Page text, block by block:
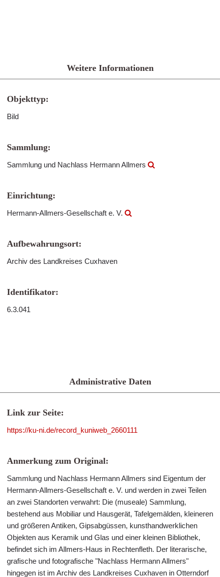
Weitere Informationen
Objekttyp:
Bild
Sammlung:
Sammlung und Nachlass Hermann Allmers
Einrichtung:
Hermann-Allmers-Gesellschaft e. V.
Aufbewahrungsort:
Archiv des Landkreises Cuxhaven
Identifikator:
6.3.041
Administrative Daten
Link zur Seite:
https://ku-ni.de/record_kuniweb_2660111
Anmerkung zum Original:
Sammlung und Nachlass Hermann Allmers sind Eigentum der
Hermann-Allmers-Gesellschaft e. V. und werden in zwei Teilen
an zwei Standorten verwahrt: Die (museale) Sammlung,
bestehend aus Mobiliar und Hausgerät, Tafelgemälden, kleineren
und größeren Antiken, Gipsabgüssen, kunsthandwerklichen
Objekten aus Keramik und Glas und einer kleinen Bibliothek,
befindet sich im Allmers-Haus in Rechtenfleth. Der literarische,
grafische und fotografische "Nachlass Hermann Allmers"
hingegen ist im Archiv des Landkreises Cuxhaven in Otterndorf